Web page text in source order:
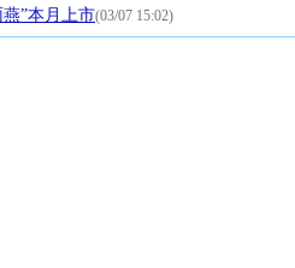
”本月上市(03/07 15:02)